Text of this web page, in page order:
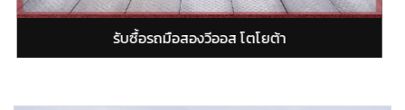
รับซื้อรถมือสองอัลติส โตโ